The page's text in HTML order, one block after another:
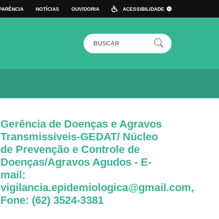
NOTÍCIAS OUVIDORIA ACESSIBILIDADE
Gerência de Doenças e Agravos
Transmissíveis-GEDAT/ Núcleo
de Prevenção e Controle de
Doenças/Agravos Agudos - E-
mail:
vigilancia.epidemiologica@gmail.com,
Fone: (62) 3524-3381